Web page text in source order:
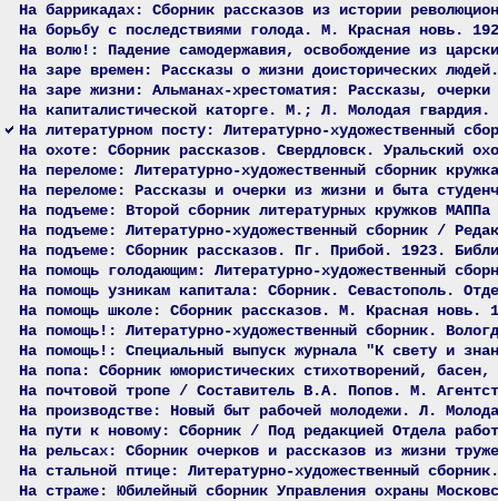
На баррикадах: Сборник рассказов из истории
На борьбу с последствиями голода. М. Красная новь.
На волю!: Падение самодержавия, освобождение из
На заре времен: Рассказы о жизни доисторических
На заре жизни: Альманах-хрестоматия: Рассказы,
На капиталистической каторге. М.; Л. Молодая
На литературном посту: Литературно-художественный
На охоте: Сборник рассказов. Свердловск. Уральский
На переломе: Литературно-художественный сборник
На переломе: Рассказы и очерки из жизни и быта
На подъеме: Второй сборник литературных кружков
На подъеме: Литературно-художественный сборник /
На подъеме: Сборник рассказов. Пг. Прибой. 1923.
На помощь голодающим: Литературно-художественный
На помощь узникам капитала: Сборник. Севастополь.
На помощь школе: Сборник рассказов. М. Красная новь.
На помощь!: Литературно-художественный сборник.
На помощь!: Специальный выпуск журнала "К свету и
На попа: Сборник юмористических стихотворений,
На почтовой тропе / Составитель В.А. Попов. М.
На производстве: Новый быт рабочей молодежи. Л.
На пути к новому: Сборник / Под редакцией Отдела
На рельсах: Сборник очерков и рассказов из жизни
На стальной птице: Литературно-художественный
На страже: Юбилейный сборник Управления охраны